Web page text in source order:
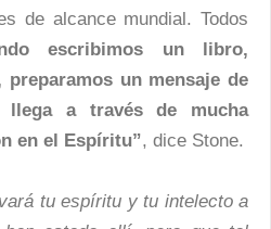
de alcance mundial. Todos
escribimos un libro,
un mensaje de
llega a través de mucha
en el Espíritu”, dice Stone.
tu espíritu y tu intelecto a